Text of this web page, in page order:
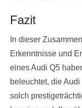
Fazit
In dieser
Erkenntnisse und
eines Audi Q5
beleuchtet, die
solch